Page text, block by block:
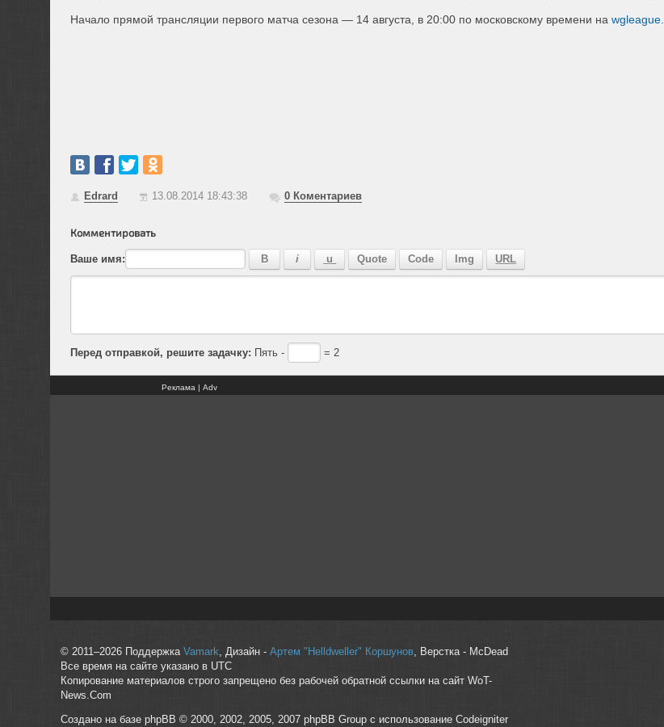
Начало прямой трансляции первого матча сезона — 14 августа, в 20:00 по московскому времени на wgleague
Edrard 13.08.2014 18:43:38 0Коментариев
Комментировать
Ваше имя:
Перед отправкой, решите задачку: Пять - = 2
Реклама | Adv
© 2011–2026 Поддержка Vamark , Дизайн - Артем "Helldweller" Коршунов, Верстка - McDead
Все время на сайте указано в UTC
Копирование материалов строго запрещено без рабочей обратной ссылки на сайт WoT-
News.Com
Создано на базе phpBB © 2000, 2002, 2005, 2007 phpBB Group с использование Codeigniter